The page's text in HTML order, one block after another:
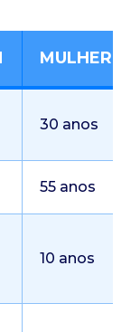
MULHER
30 anos
55 anos
10 anos